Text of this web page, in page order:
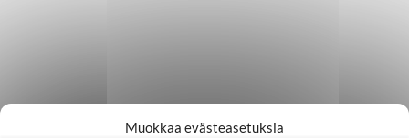
Muokkaa evästeasetuksia